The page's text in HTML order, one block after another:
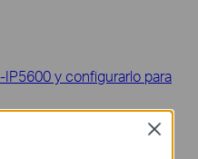
y configurarlo para
el uso del
para PPPoE con un
Close